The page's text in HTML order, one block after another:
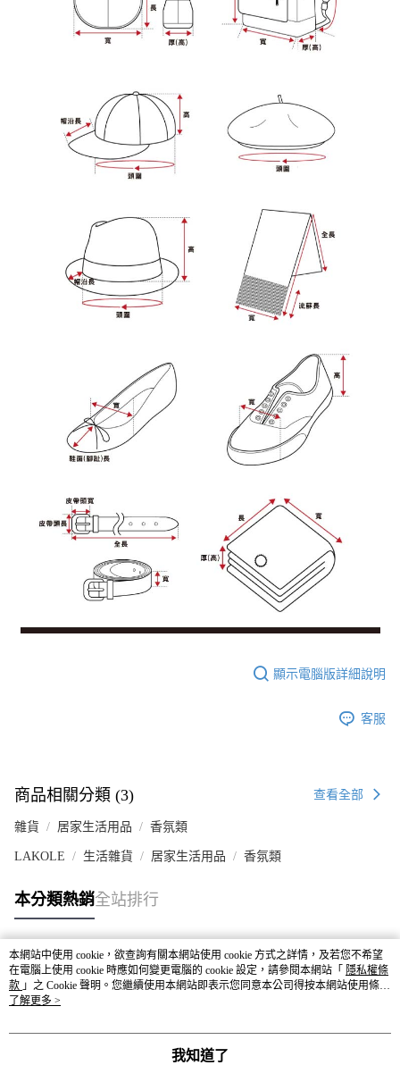
顯示電腦版詳細說明
客服
商品相關分類 (3) 查看全部
雜貨 居家生活用品 香氛類
LAKOLE 生活雜貨 居家生活用品 香氛類
本分類熱銷全站排行
熱門標籤
本網站中使用 cookie，欲查詢有關本網站使用 cookie 方式之詳情，及若您不希望
在電腦上使用 cookie 時應如何變更電腦的 cookie 設定，請參閱本網站「 隱私權條
款 」之 Cookie 聲明。您繼續使用本網站即表示您同意本公司得按本網站使用條款
之 Cookie 聲明使用 cookie。
了解更多 >
我知道了